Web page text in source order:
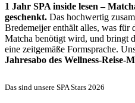
1 Jahr SPA inside lesen –
geschenkt. Das hochwertig
Bredemeijer enthält alles, was
Matcha benötigt wird, und bringt
eine zeitgemäße Formsprache.
Jahresabo des Wellness-Reise-
Das sind unsere SPA Stars 2026